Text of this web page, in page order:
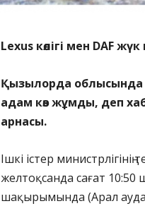
Lexus көлігі мен DAF
Қызылорда облысында
адам көз жұмды, деп
арнасы.
Ішкі істер
желтоқсанда сағат
шақырымында (Арал